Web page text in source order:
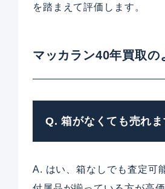
を踏まえて評価します。
マッカラン40年買取の
Q. 箱がなくても売れま
A. はい、箱なしでも査定可